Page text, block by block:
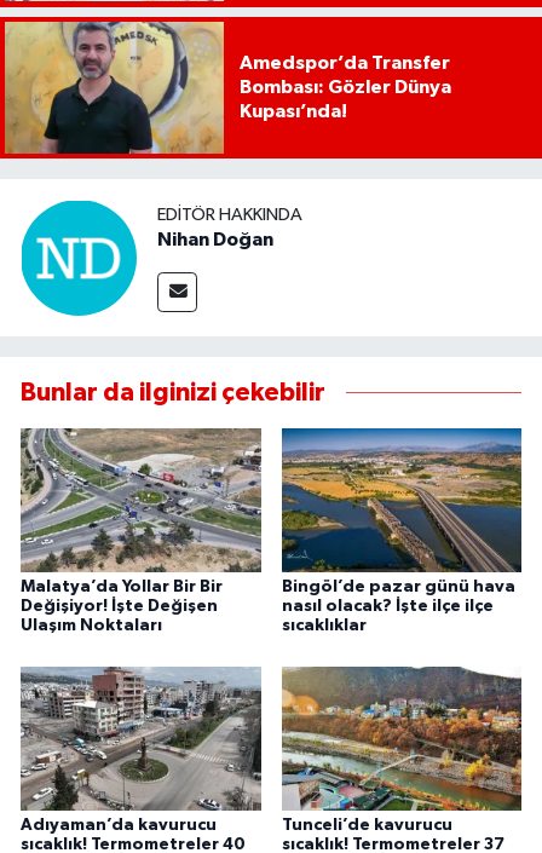
Amedspor’da Transfer
Bombası: Gözler Dünya
Kupası’nda!
EDITÖR HAKKINDA
Nihan Doğan
Bunlar da ilginizi çekebilir
Malatya’da Yollar Bir Bir
Değişiyor! İşte Değişen
Ulaşım Noktaları
Bingöl’de pazar günü hava
nasıl olacak? İşte ilçe ilçe
sıcaklıklar
Adıyaman’da kavurucu
sıcaklık! Termometreler 40
Tunceli’de kavurucu
sıcaklık! Termometreler 37